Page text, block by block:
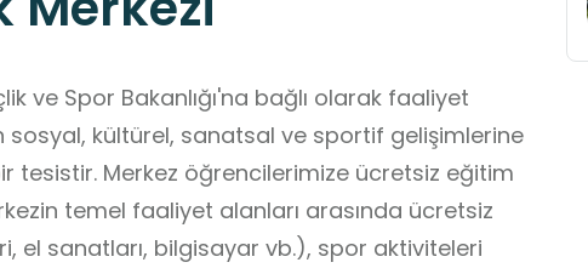
ve Spor Bakanlığı'na bağlı olarak faaliyet
sosyal, kültürel, sanatsal ve sportif gelişimlerine
tesistir. Merkez öğrencilerimize ücretsiz eğitim
temel faaliyet alanları arasında ücretsiz
el sanatları, bilgisayar vb.), spor aktiviteleri